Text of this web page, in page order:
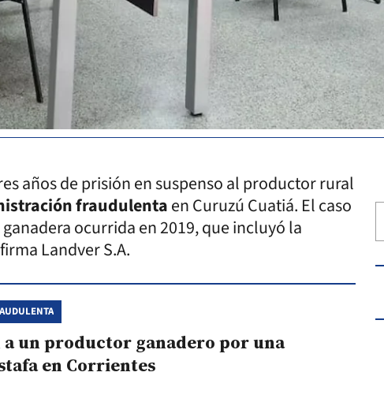
años de prisión en suspenso al productor rural
fraudulentaen Curuzú Cuatiá. El caso
ocurrida en 2019, que incluyó la
Landver S.A.
a un productor ganadero por una
en Corrientes